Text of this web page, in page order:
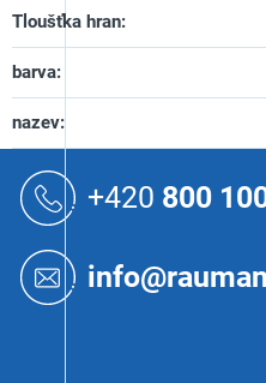
Tloušťka hran:
barva:
nazev:
+420 800